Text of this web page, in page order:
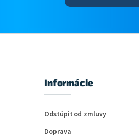
Informácie
Odstúpiť od zmluvy
Doprava